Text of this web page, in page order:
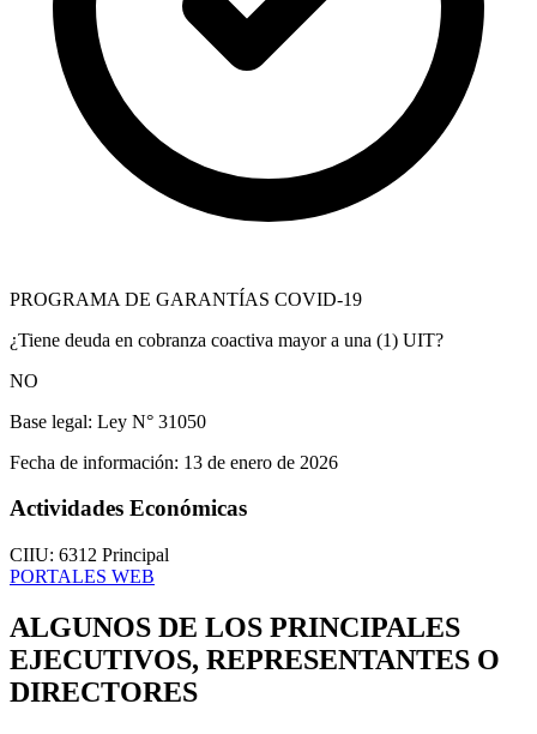
PROGRAMA DE GARANTÍAS COVID-19
¿Tiene deuda en cobranza coactiva mayor a una (1) UIT?
NO
Base legal: Ley N° 31050
Fecha de información: 13 de enero de 2026
Actividades Económicas
CIIU: 6312 Principal
PORTALES WEB
ALGUNOS DE LOS PRINCIPALES
EJECUTIVOS, REPRESENTANTES O
DIRECTORES